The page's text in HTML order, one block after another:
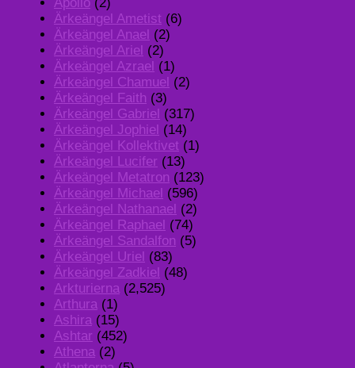
Ärkeängel Ametist (6)
Ärkeängel Anael (2)
Ärkeängel Ariel (2)
Ärkeängel Azrael (1)
Ärkeängel Chamuel (2)
Ärkeängel Faith (3)
Ärkeängel Gabriel (317)
Ärkeängel Jophiel (14)
Ärkeängel Kollektivet (1)
Ärkeängel Lucifer (13)
Ärkeängel Metatron (123)
Ärkeängel Michael (596)
Ärkeängel Nathanael (2)
Ärkeängel Raphael (74)
Ärkeängel Sandalfon (5)
Ärkeängel Uriel (83)
Ärkeängel Zadkiel (48)
Arkturierna (2,525)
Arthura (1)
Ashira (15)
Ashtar (452)
Athena (2)